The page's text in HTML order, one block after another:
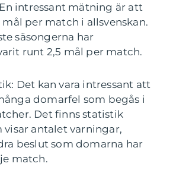
intressant mätning är att
per match i allsvenskan.
säsongerna har
runt 2,5 mål per match.
Det kan vara intressant att
domarfel som begås i
Det finns statistik
antalet varningar,
beslut som domarna har
match.